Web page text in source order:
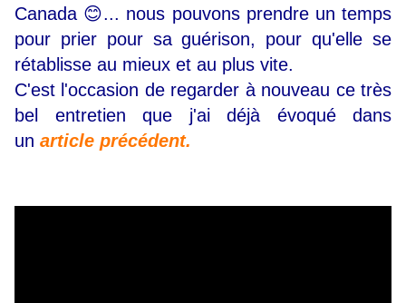
Canada 😊... nous pouvons prendre un temps
pour prier pour sa guérison, pour qu'elle se
rétablisse au mieux et au plus vite.
C'est l'occasion de regarder à nouveau ce très
bel entretien que j'ai déjà évoqué dans
un article précédent.